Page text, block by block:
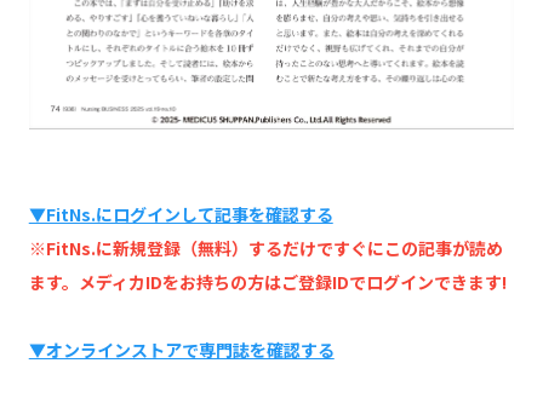
▼FitNs.にログインして記事を確認する
※FitNs.に新規登録（無料）するだけですぐにこの記事が読め
ます。メディカIDをお持ちの方はご登録IDでログインできます!
▼オンラインストアで専門誌を確認する